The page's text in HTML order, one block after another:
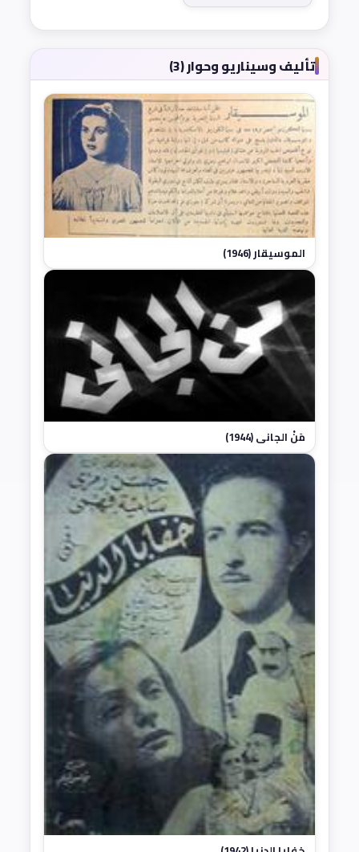
تأليف وسيناريو وحوار (3)
الموسيقار (1946)
مَنْ الجاني (1944)